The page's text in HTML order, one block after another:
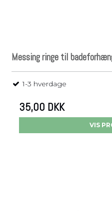
Messing ringe til
1-3 hverdage
35,00 DKK
VIS